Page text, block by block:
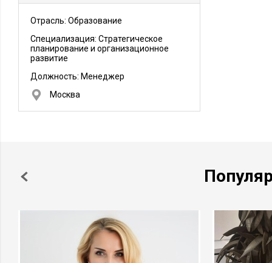
Отрасль: Образование
Специализация: Стратегическое
планирование и организационное
развитие
Должность: Менеджер
Москва